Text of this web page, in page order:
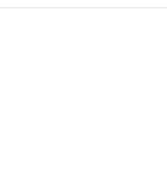
Чилингаров